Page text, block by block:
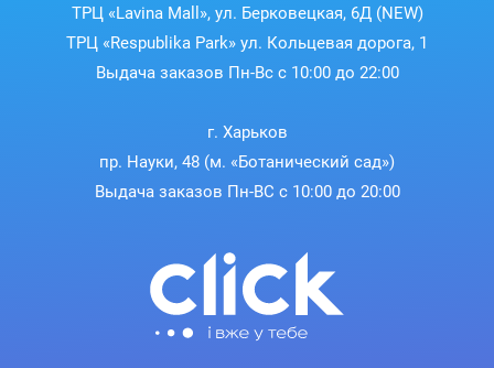
ТРЦ «Lavina Mall», ул. Берковецкая, 6Д (NEW)
ТРЦ «Respublika Park» ул. Кольцевая дорога, 1
Выдача заказов Пн-Вс с 10:00 до 22:00
г. Харьков
пр. Науки, 48 (м. «Ботанический сад»)
Выдача заказов Пн-ВС с 10:00 до 20:00